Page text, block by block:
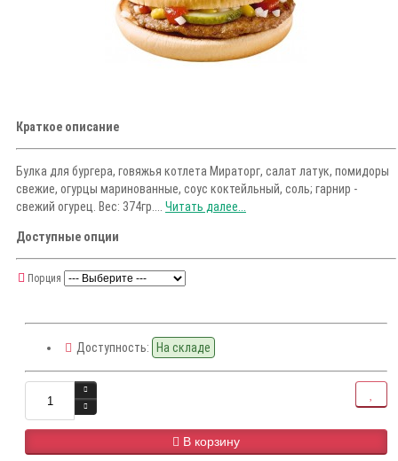
Краткое описание
Булка для бургера, говяжья котлета Мираторг, салат латук, помидоры
свежие, огурцы маринованные, соус коктейльный, соль; гарнир -
свежий огурец. Вес: 374гр.... Читать далее...
Доступные опции
Порция
Доступность: На складе
В корзину